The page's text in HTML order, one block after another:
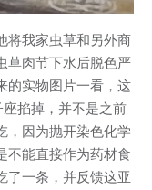
将我家虫草和另外商
草肉节下水后脱色严
的实物图片一看，这
座掐掉，并不是之前
，因为抛开染色化学
不能直接作为药材食
了一条，并反馈这亚